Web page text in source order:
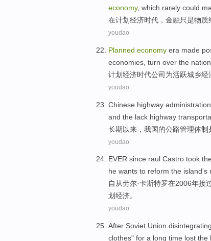
economy, which rarely could
在计划经济时代， 金融只是物质
youdao
Planned economy era made
economies , turn over the
计划经济时代公司 为活跃城乡经
youdao
Chinese highway administration
and the lack highway
长期以来， 我国的公路管理体制
youdao
EVER since raul Castro took
he wants to reform the island's
自从劳尔·卡斯特罗在2006年接
划经济。
youdao
After Soviet Union disintegrating
clothes" for a long time lost the